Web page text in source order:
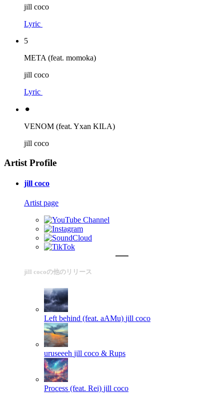
jill coco
Lyric
5
META (feat. momoka)
jill coco
Lyric
⚫︎
VENOM (feat. Yxan KILA)
jill coco
Artist Profile
jill coco
Artist page
jill cocoの他のリリース
Left behind (feat. aAMu) jill coco
uruseeeh jill coco & Rups
Process (feat. Rei) jill coco